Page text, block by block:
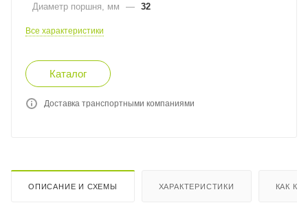
Диаметр поршня, мм
— 32
Все характеристики
Каталог
Доставка транспортными компаниями
ОПИСАНИЕ И СХЕМЫ ХАРАКТЕРИСТИКИ КАК